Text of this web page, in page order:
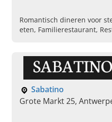
Romantisch dineren voor
eten, Familierestaurant,
specialiteiten, Franse
Restaurant reserveringen
restaurant in de buurt
Sabatino
Grote Markt 25,